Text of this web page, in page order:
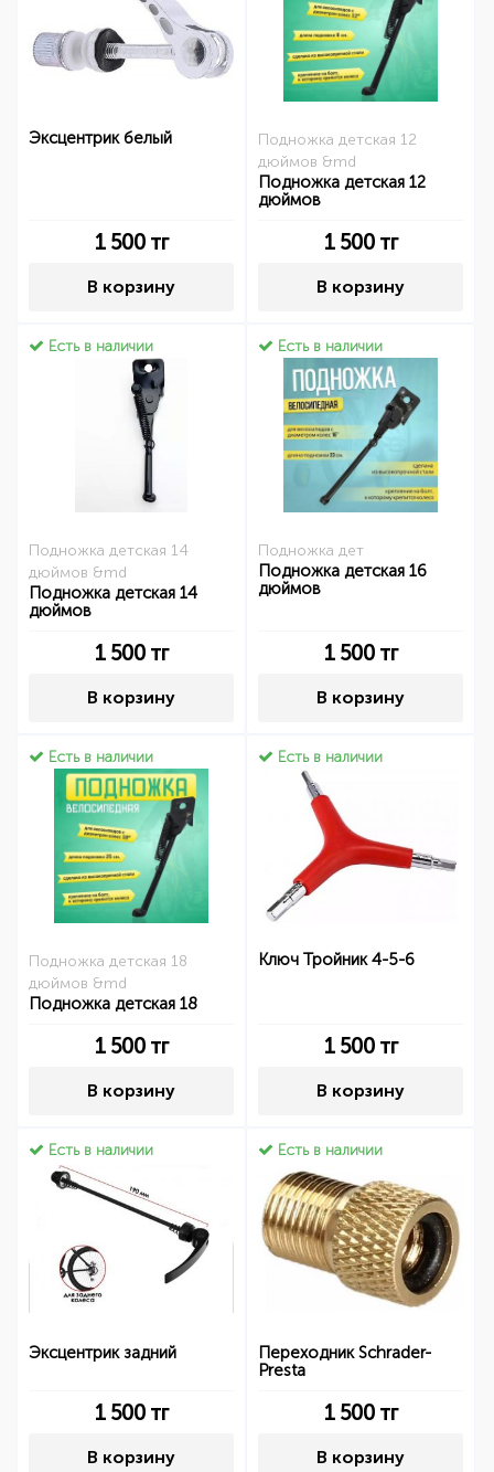
Эксцентрик белый
1 500тг
В корзину
Подножка детская 12
дюймов &md
Подножка детская 12
дюймов
1 500тг
В корзину
Есть в наличии
Подножка детская 14
дюймов &md
Подножка детская 14
дюймов
1 500тг
В корзину
Есть в наличии
Подножка дет
Подножка детская 16
дюймов
1 500тг
В корзину
Есть в наличии
Подножка детская 18
дюймов &md
Подножка детская 18
1 500тг
В корзину
Есть в наличии
Ключ Тройник 4-5-6
1 500тг
В корзину
Есть в наличии
Эксцентрик задний
1 500тг
В корзину
Есть в наличии
Переходник Schrader-
Presta
1 500тг
В корзину